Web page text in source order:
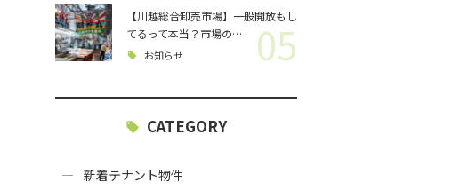
【川越総合卸売市場】一般開放もし
てるって本当？市場の…
お知らせ 05
CATEGORY
新着テナント物件